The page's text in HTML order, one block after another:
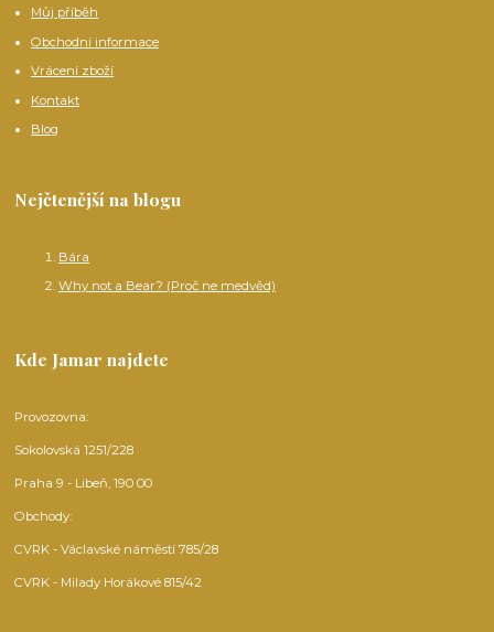
Můj příběh
Obchodní informace
Vrácení zboží
Kontakt
Blog
Nejčtenější na blogu
Bára
Why not a Bear? (Proč ne medvěd)
Kde Jamar najdete
Provozovna:
Sokolovská 1251/228
Praha 9 - Libeň, 190 00
Obchody:
CVRK - Václavské náměstí 785/28
CVRK - Milady Horákové 815/42